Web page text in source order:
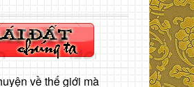
về thế giới mà